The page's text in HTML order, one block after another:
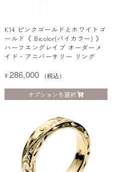
K14 ピンクゴールドとホワイトゴ
ールド《 Bicolor(バイカラー) 》
ハーフエングレイブ オーダーメ
イド・アニバーサリー リング
¥286,000 （税込）
オプションを選択